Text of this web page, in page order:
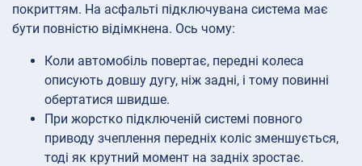
покриттям. На асфальті підключувана система має
бути повністю відімкнена. Ось чому:
Коли автомобіль повертає, передні колеса
описують довшу дугу, ніж задні, і тому повинні
обертатися швидше.
При жорстко підключеній системі повного
приводу зчеплення передніх коліс зменшується,
тоді як крутний момент на задніх зростає.